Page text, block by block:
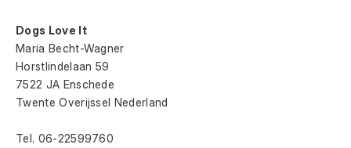
Dogs Love It
Maria Becht-Wagner
Horstlindelaan 59
7522 JA Enschede
Twente Overijssel Nederland
Tel. 06-22599760